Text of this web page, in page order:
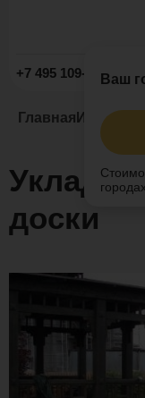
Ваш
+7 495 109-52-09
Главная
Укладка
доски